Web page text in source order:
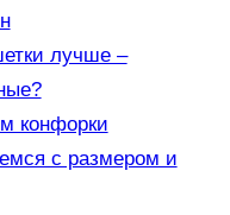
лучше –
конфорки
с размером и